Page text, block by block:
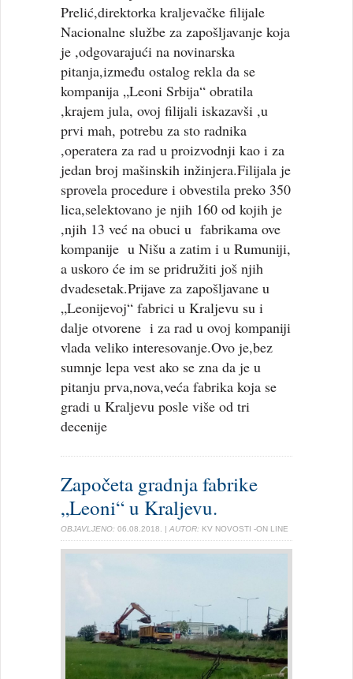
Prelić,direktorka kraljevačke filijale
Nacionalne službe za zapošljavanje koja
je ,odgovarajući na novinarska
pitanja,između ostalog rekla da se
kompanija „Leoni Srbija“ obratila
,krajem jula, ovoj filijali iskazavši ,u
prvi mah, potrebu za sto radnika
,operatera za rad u proizvodnji kao i za
jedan broj mašinskih inžinjera.Filijala je
sprovela procedure i obvestila preko 350
lica,selektovano je njih 160 od kojih je
,njih 13 već na obuci u fabrikama ove
kompanije u Nišu a zatim i u Rumuniji,
a uskoro će im se pridružiti još njih
dvadesetak.Prijave za zapošljavane u
„Leonijevoj“ fabrici u Kraljevu su i
dalje otvorene i za rad u ovoj kompaniji
vlada veliko interesovanje.Ovo je,bez
sumnje lepa vest ako se zna da je u
pitanju prva,nova,veća fabrika koja se
gradi u Kraljevu posle više od tri
decenije
Započeta gradnja fabrike
„Leoni“ u Kraljevu.
OBJAVLJENO: 06.08.2018. | AUTOR: KV NOVOSTI -ON LINE